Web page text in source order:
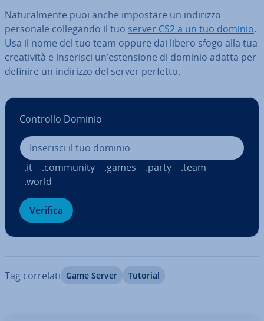
Na­tu­ral­men­te puoi anche impostare un indirizzo
personale col­le­gan­do il tuo server CS2 a un tuo dominio.
Usa il nome del tuo team oppure dai libero sfogo alla tua
crea­ti­vi­tà e inserisci un’esten­sio­ne di dominio adatta per
definire un indirizzo del server perfetto.
Controllo Dominio
.it .community .games .party
.team
.world
Verifica
Tag correlati Game Server Tutorial